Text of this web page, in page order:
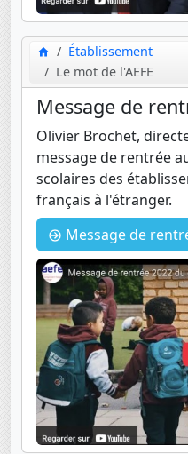
Établissement
Le mot de l'AEFE
Message de
Olivier Brochet,
message de rentrée
scolaires des
français à l'étranger.
Message de